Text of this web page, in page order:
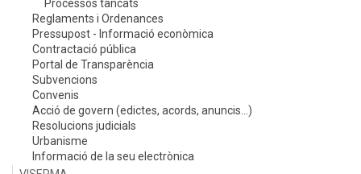
Processos tancats
Reglaments i Ordenances
Pressupost - Informació econòmica
Contractació pública
Portal de Transparència
Subvencions
Convenis
Acció de govern (edictes, acords, anuncis...)
Resolucions judicials
Urbanisme
Informació de la seu electrònica